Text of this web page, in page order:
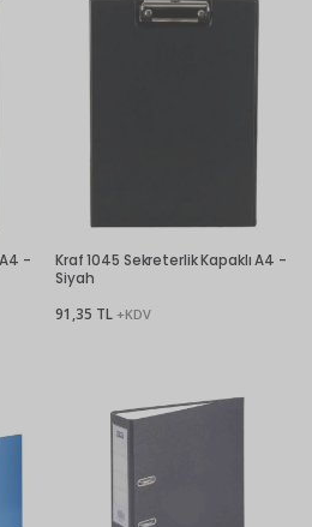
-
Kraf 1045 Sekreterlik Kapaklı A4 -
Siyah
91,35 TL +KDV